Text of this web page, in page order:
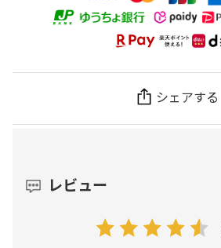
シェアする
レビュー